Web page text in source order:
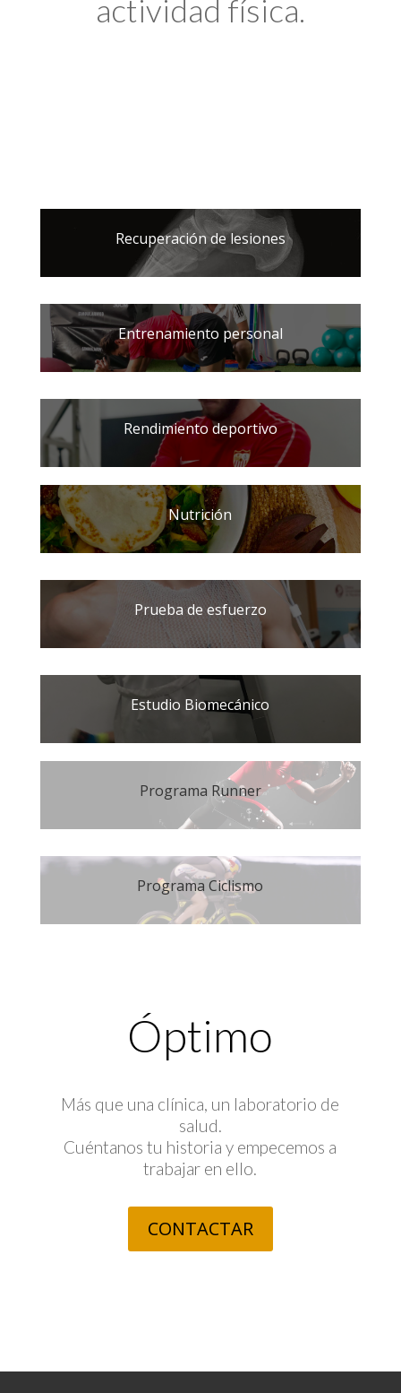
actividad física.
Recuperación de lesiones
Entrenamiento personal
Rendimiento deportivo
Nutrición
Prueba de esfuerzo
Estudio Biomecánico
Programa Runner
Programa Ciclismo
Óptimo
Más que una clínica, un laboratorio de
salud.
Cuéntanos tu historia y empecemos a
trabajar en ello.
CONTACTAR